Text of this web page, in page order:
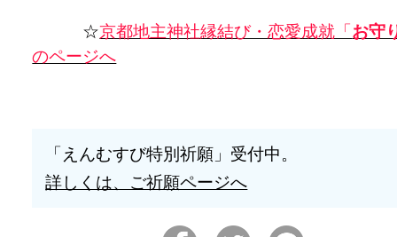
☆京都地主神社縁結び・恋愛成就「お守
のページへ
「えんむすび特別祈願」受付中。
詳しくは、ご祈願ページへ